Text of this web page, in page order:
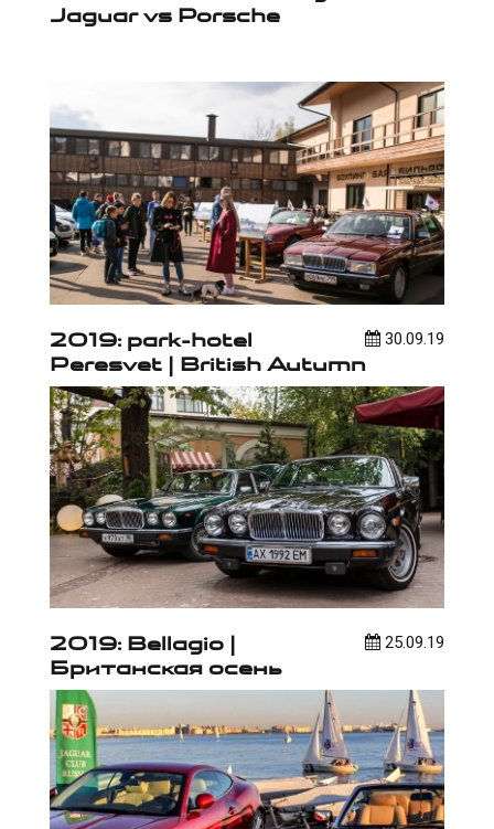
Jaguar vs Porsche
30.09.19
2019: park-hotel
Peresvet | British Autumn
25.09.19
2019: Bellagio |
Британская осень